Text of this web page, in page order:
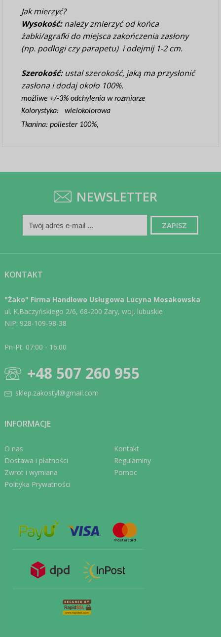
Jak mierzyć?
Wysokość:należy zmierzyć od końca
żabki/agrafki do miejsca zakończenia zasłony
(np. podłogi czy parapetu) i odejmij 1-2 cm.
Szerokość:ustal szerokość, jaką ma przysłonić
zasłona i dodaj około 100%.
możliwe +/-3% odchylenia w rozmiarze
Kolorystyka: wielokolorowa
Tkanina: poliester 100%,
NEWSLETTER
KONTAKT
"Żako" Firma Handlowo Usługowa Lucyna Mosakowska
ul. K.Baczyńskiego 2/6, 68-200 Żary, woj. lubuskie
NIP: 928-109-98-38
Pn-Pt: 07:00 - 16:00
+48 507 260 955
sklep.zakostyl@gmail.com
INFORMACJE
O nas
Dostawa i płatności
Zwrot i wymiana
Polityka Prywatności
Kontakt
Regulaminy
Pomoc